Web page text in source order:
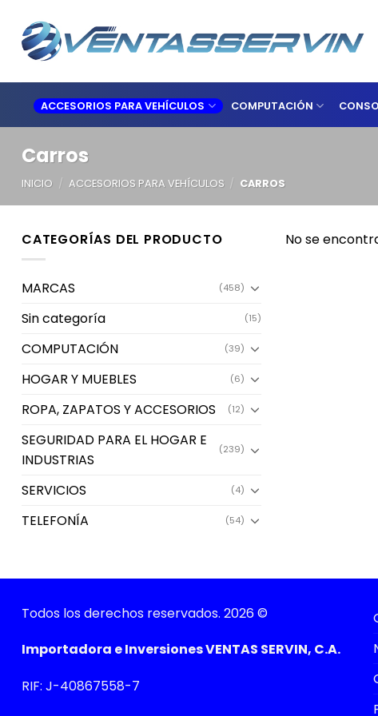
content
ACCESORIOS PARA VEHÍCULOS COMPUTACIÓN
Carros
INICIO / ACCESORIOS PARA VEHÍCULOS / CARROS
CATEGORÍAS DEL PRODUCTO
MARCAS (458)
Sin categoría (15)
COMPUTACIÓN (39)
HOGAR Y MUEBLES (6)
ROPA, ZAPATOS Y ACCESORIOS (12)
SEGURIDAD PARA EL HOGAR E
INDUSTRIAS
(239)
SERVICIOS (4)
TELEFONÍA (54)
No se
Todos los derechos reservados. 2026 ©
Importadora e Inversiones VENTAS SERVIN, C.A.
RIF: J-40867558-7